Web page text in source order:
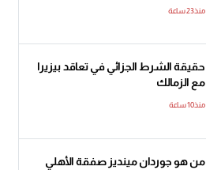
منذ23 ساعة
حقيقة الشرط الجزائي في تعاقد بيزيرا
مع الزمالك
منذ10 ساعة
من هو جوردان مينديز صفقة الأهلي